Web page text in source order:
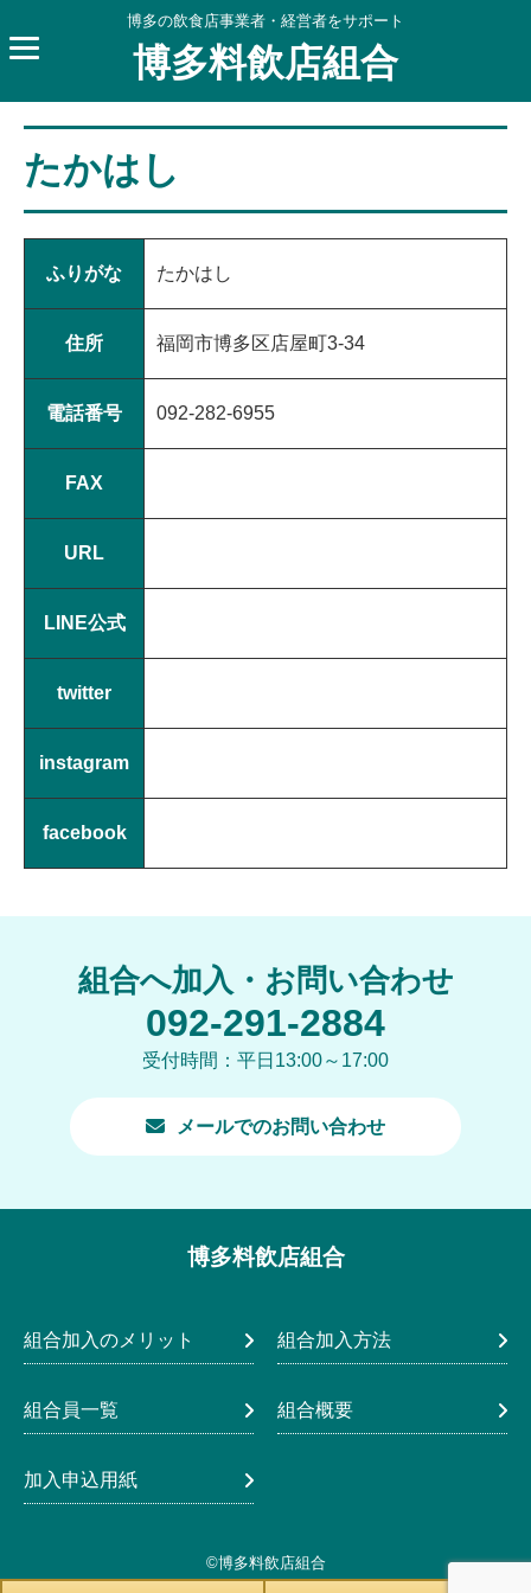
博多の飲食店事業者・経営者をサポート
博多料飲店組合
たかはし
ふりがな たかはし
住所 福岡市博多区店屋町3-34
電話番号 092-282-6955
FAX
URL
LINE公式
twitter
instagram
facebook
組合へ加入・お問い合わせ
092-291-2884
受付時間：平日13:00～17:00
メールでのお問い合わせ
博多料飲店組合
組合加入のメリット 組合加入方法
組合員一覧 組合概要
加入申込用紙
©博多料飲店組合